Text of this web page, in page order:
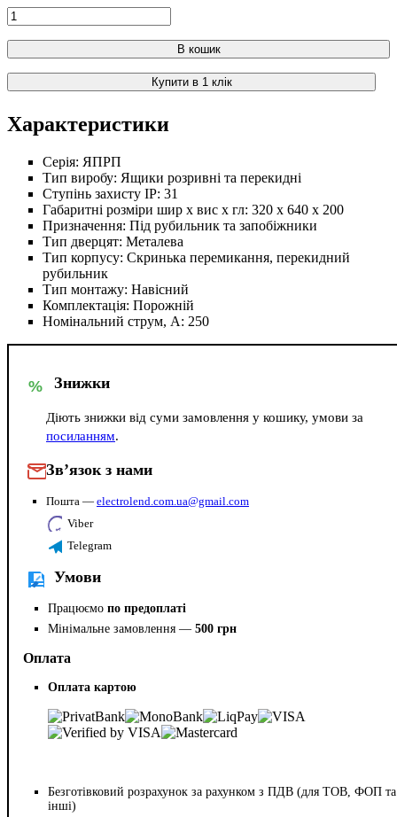
В кошик
Купити в 1 клік
Характеристики
Серія: ЯПРП
Тип виробу: Ящики розривні та перекидні
Ступінь захисту IP: 31
Габаритні розміри шир х вис х гл: 320 х 640 х 200
Призначення: Під рубильник та запобіжники
Тип дверцят: Металева
Тип корпусу: Скринька перемикання, перекидний
рубильник
Тип монтажу: Навісний
Комплектація: Порожній
Номінальний струм, А: 250
% Знижки
Діють знижки від суми замовлення у кошику, умови за
посиланням.
Зв’язок з нами
Пошта — electrolend.com.ua@gmail.com
Viber
Telegram
Умови
Працюємо по предоплаті
Мінімальне замовлення — 500 грн
Оплата
Оплата картою
Безготівковий розрахунок за рахунком з ПДВ (для ТОВ, ФОП та
інші)